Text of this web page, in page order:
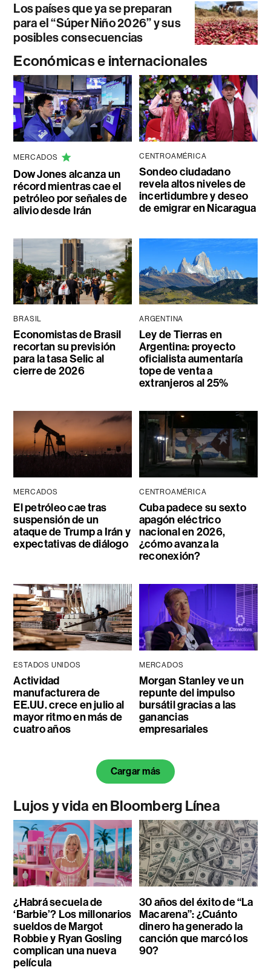
Los países que ya se preparan
para el “Súper Niño 2026” y sus
posibles consecuencias
Económicas e internacionales
MERCADOS
Dow Jones alcanza un
récord mientras cae el
petróleo por señales de
alivio desde Irán
CENTROAMÉRICA
Sondeo ciudadano
revela altos niveles de
incertidumbre y deseo
de emigrar en Nicaragua
BRASIL
Economistas de Brasil
recortan su previsión
para la tasa Selic al
cierre de 2026
ARGENTINA
Ley de Tierras en
Argentina: proyecto
oficialista aumentaría
tope de venta a
extranjeros al 25%
MERCADOS
El petróleo cae tras
suspensión de un
ataque de Trump a Irán y
expectativas de diálogo
CENTROAMÉRICA
Cuba padece su sexto
apagón eléctrico
nacional en 2026,
¿cómo avanza la
reconexión?
ESTADOS UNIDOS
Actividad
manufacturera de
EE.UU. crece en julio al
mayor ritmo en más de
cuatro años
MERCADOS
Morgan Stanley ve un
repunte del impulso
bursátil gracias a las
ganancias
empresariales
Cargar más
Lujos y vida en Bloomberg Línea
¿Habrá secuela de
‘Barbie’? Los millonarios
sueldos de Margot
Robbie y Ryan Gosling
complican una nueva
película
30 años del éxito de “La
Macarena”: ¿Cuánto
dinero ha generado la
canción que marcó los
90?